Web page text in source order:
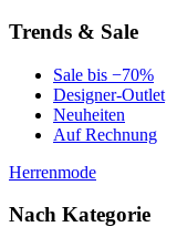
Trends & Sale
Sale bis −70%
Designer-Outlet
Neuheiten
Auf Rechnung
Herrenmode
Nach Kategorie